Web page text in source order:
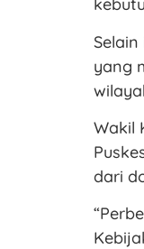
yang
Wakil
dari